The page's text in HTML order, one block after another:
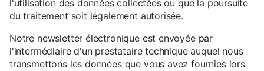
l'utilisation des données collectées ou que la poursuite
du traitement soit légalement autorisée.
Notre newsletter électronique est envoyée par
l'intermédiaire d'un prestataire technique auquel nous
transmettons les données que vous avez fournies lors